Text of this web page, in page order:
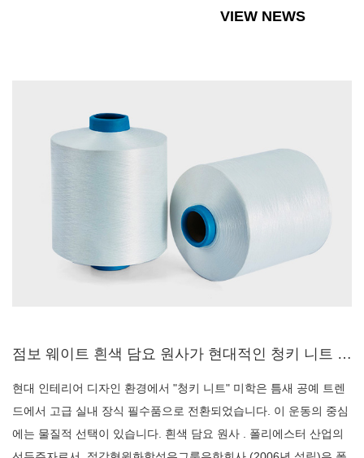
VIEW NEWS
점보 웨이트 흰색 담요 원사가 현대적인 청키 니트 담요를 만드는 데 완벽한 선택인 이유는 무엇입니까?
현대 인테리어 디자인 환경에서 "청키 니트" 미학은 틈새 공예 트렌
드에서 고급 실내 장식 필수품으로 전환되었습니다. 이 운동의 중심
에는 물질적 선택이 있습니다. 흰색 담요 원사 . 폴리에스터 산업의